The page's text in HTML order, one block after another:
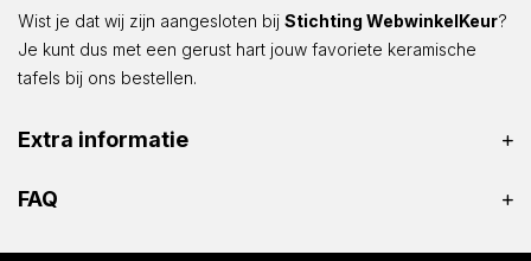
Wist je dat wij zijn aangesloten bij Stichting WebwinkelKeur?
Je kunt dus met een gerust hart jouw favoriete keramische
tafels bij ons bestellen.
Extra informatie
FAQ